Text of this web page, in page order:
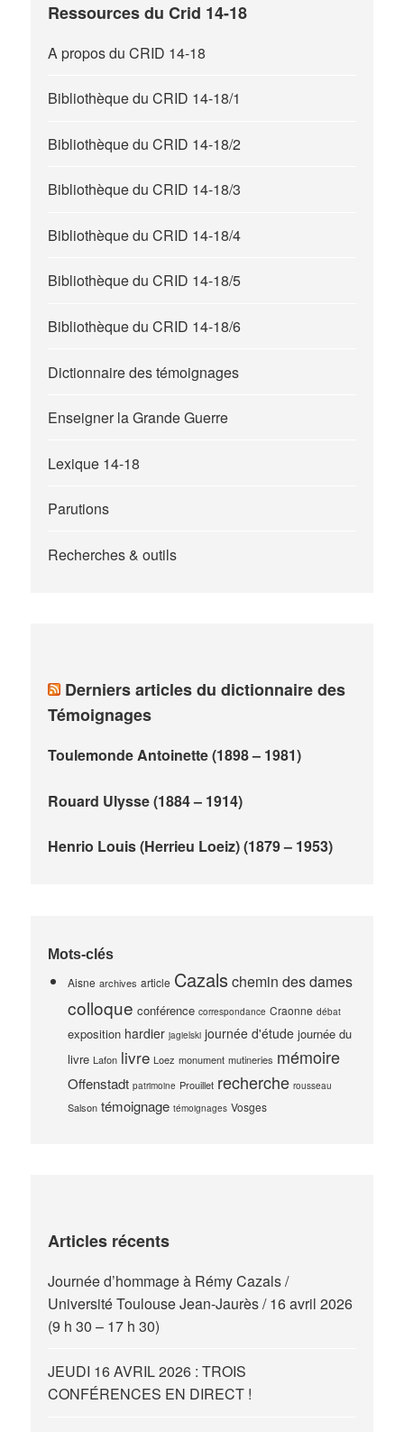
Ressources du Crid 14-18
A propos du CRID 14-18
Bibliothèque du CRID 14-18/1
Bibliothèque du CRID 14-18/2
Bibliothèque du CRID 14-18/3
Bibliothèque du CRID 14-18/4
Bibliothèque du CRID 14-18/5
Bibliothèque du CRID 14-18/6
Dictionnaire des témoignages
Enseigner la Grande Guerre
Lexique 14-18
Parutions
Recherches & outils
Derniers articles du dictionnaire des
Témoignages
Toulemonde Antoinette (1898 – 1981)
Rouard Ulysse (1884 – 1914)
Henrio Louis (Herrieu Loeiz) (1879 – 1953)
Mots-clés
Aisne archives article Cazals chemin des dames
colloque conférence correspondance Craonne débat
exposition hardier jagielski journée d'étude journée du
livre Lafon livre Loez monument mutineries mémoire
Offenstadt patrimoine Prouillet recherche rousseau
Salson témoignage témoignages Vosges
Articles récents
Journée d’hommage à Rémy Cazals /
Université Toulouse Jean-Jaurès / 16 avril 2026
(9 h 30 – 17 h 30)
JEUDI 16 AVRIL 2026 : TROIS
CONFÉRENCES EN DIRECT !